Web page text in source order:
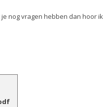
nog vragen hebben dan hoor ik